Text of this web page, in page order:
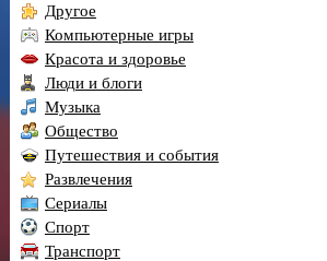
Другое
Компьютерные игры
Красота и здоровье
Люди и блоги
Музыка
Общество
Путешествия и события
Развлечения
Сериалы
Спорт
Транспорт